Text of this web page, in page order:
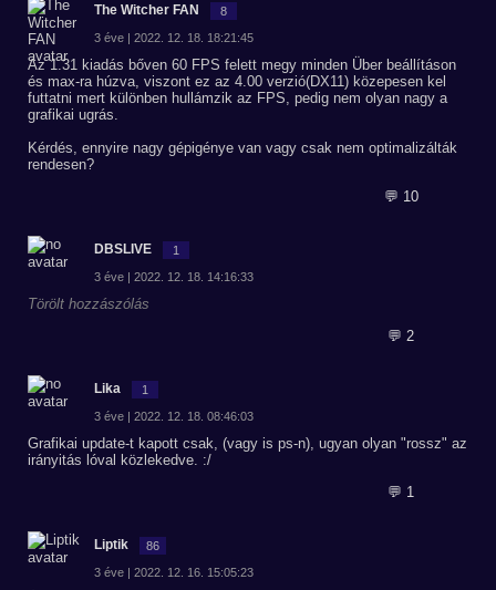
The Witcher FAN 8
3 éve | 2022. 12. 18. 18:21:45
Az 1.31 kiadás bőven 60 FPS felett megy minden Über beállításon
és max-ra húzva, viszont ez az 4.00 verzió(DX11) közepesen kel
futtatni mert különben hullámzik az FPS, pedig nem olyan nagy a
grafikai ugrás.
Kérdés, ennyire nagy gépigénye van vagy csak nem optimalizálták
rendesen?
💬 10
DBSLIVE 1
3 éve | 2022. 12. 18. 14:16:33
Törölt hozzászólás
💬 2
Lika 1
3 éve | 2022. 12. 18. 08:46:03
Grafikai update-t kapott csak, (vagy is ps-n), ugyan olyan "rossz" az
irányitás lóval közlekedve. :/
💬 1
Liptik 86
3 éve | 2022. 12. 16. 15:05:23